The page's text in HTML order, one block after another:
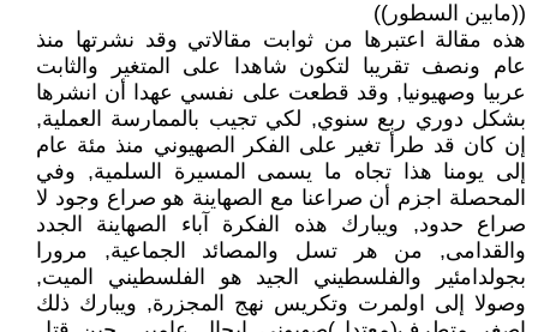
((مابين السطور))
هذه مقالة اعتبرها من ثوابت مقالاتي وقد نشرتها منذ
عام ونصف تقريبا لتكون شاهدا على المتغير والثابت
عربيا وصهيونيا, وقد قطعت على نفسي عهدا أن انشرها
بشكل دوري ربع سنوي, لكي تجيب بالممارسة العملية,
إن كان قد طرأ تغير على الفكر الصهيوني منذ مئة عام
إلى يومنا هذا تجاه ما يسمى المسيرة السلمية, وفي
المحصلة اجزم أن صراعنا مع الصهاينة هو صراع وجود لا
صراع حدود, ويبارك هذه الفكرة آباء الصهاينة الجدد
والقدامى, من هر تسل والمصائد الجماعية, مرورا
بجولدامئير والفلسطيني الجيد هو الفلسطيني الميت,
وصولا إلى اولمرت وتكريس نهج المجزرة, ويبارك ذلك